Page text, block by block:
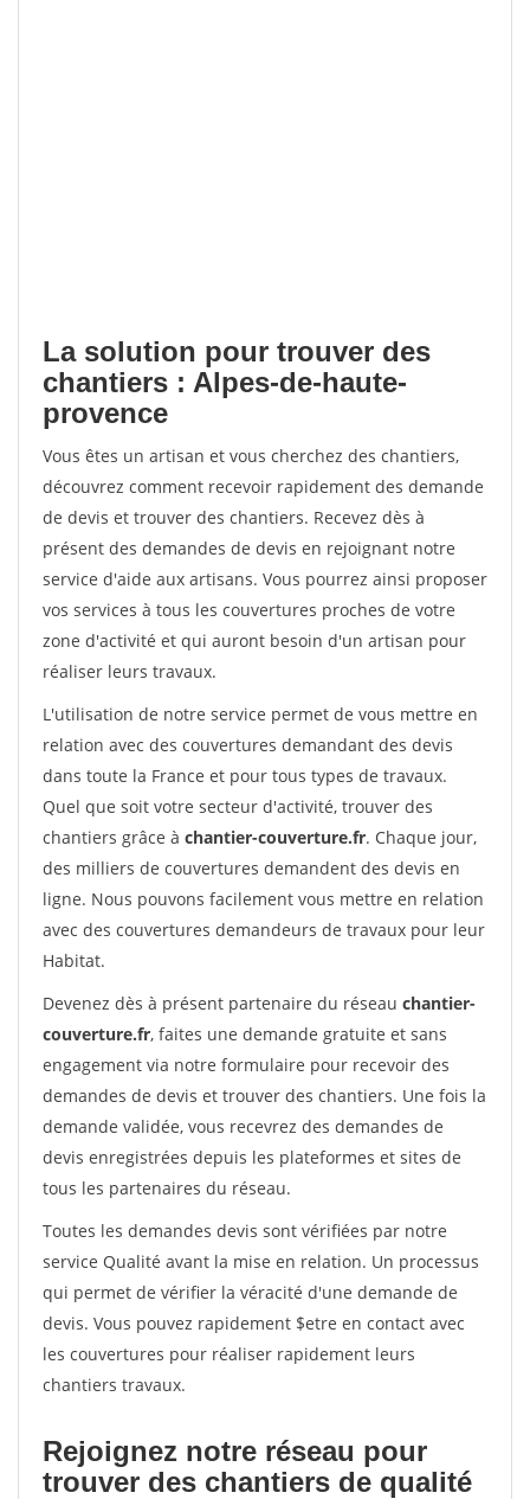
La solution pour trouver des
chantiers : Alpes-de-haute-
provence
Vous êtes un artisan et vous cherchez des chantiers,
découvrez comment recevoir rapidement des demande
de devis et trouver des chantiers. Recevez dès à
présent des demandes de devis en rejoignant notre
service d'aide aux artisans. Vous pourrez ainsi proposer
vos services à tous les couvertures proches de votre
zone d'activité et qui auront besoin d'un artisan pour
réaliser leurs travaux.
L'utilisation de notre service permet de vous mettre en
relation avec des couvertures demandant des devis
dans toute la France et pour tous types de travaux.
Quel que soit votre secteur d'activité, trouver des
chantiers grâce à chantier-couverture.fr. Chaque jour,
des milliers de couvertures demandent des devis en
ligne. Nous pouvons facilement vous mettre en relation
avec des couvertures demandeurs de travaux pour leur
Habitat.
Devenez dès à présent partenaire du réseau chantier-
couverture.fr, faites une demande gratuite et sans
engagement via notre formulaire pour recevoir des
demandes de devis et trouver des chantiers. Une fois la
demande validée, vous recevrez des demandes de
devis enregistrées depuis les plateformes et sites de
tous les partenaires du réseau.
Toutes les demandes devis sont vérifiées par notre
service Qualité avant la mise en relation. Un processus
qui permet de vérifier la véracité d'une demande de
devis. Vous pouvez rapidement $etre en contact avec
les couvertures pour réaliser rapidement leurs
chantiers travaux.
Rejoignez notre réseau pour
trouver des chantiers de qualité